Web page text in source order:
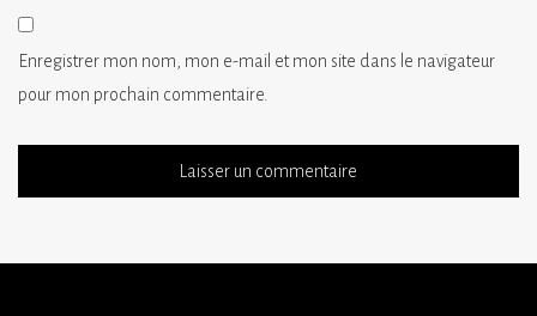
Enregistrer mon nom, mon e-mail et mon site dans le navigateur
pour mon prochain commentaire.